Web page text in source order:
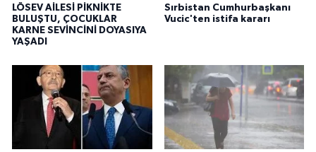
LÖSEV AİLESİ PİKNİKTE
BULUŞTU, ÇOCUKLAR
KARNE SEVİNCİNİ DOYASIYA
YAŞADI
Sırbistan Cumhurbaşkanı
Vucic'ten istifa kararı